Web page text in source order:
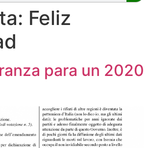
Feliz
para un 2020